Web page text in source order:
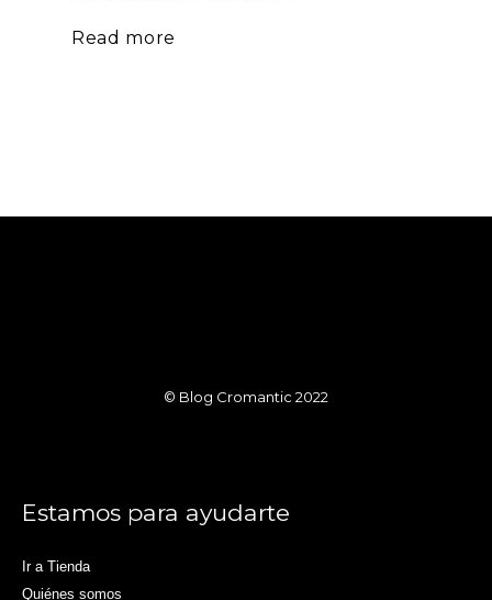
Read more
© Blog Cromantic 2022
Estamos para ayudarte
Ir a Tienda
Quiénes somos